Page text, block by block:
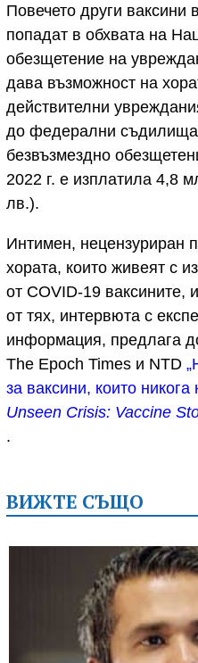
Повечето други
попадат в обхвата на
обезщетение на
дава възможност на
действителни
до федерални съдилища
безвъзмездно
2022 г. е изплатила 4,8
лв.).
Интимен, нецензуриран
хората, които живеят с
от COVID-19 ваксините,
от тях, интервюта с
информация, предлага
The Epoch Times и NTD
за ваксини, които никога
Unseen Crisis: Vaccine
.
ВИЖТЕ СЪЩО